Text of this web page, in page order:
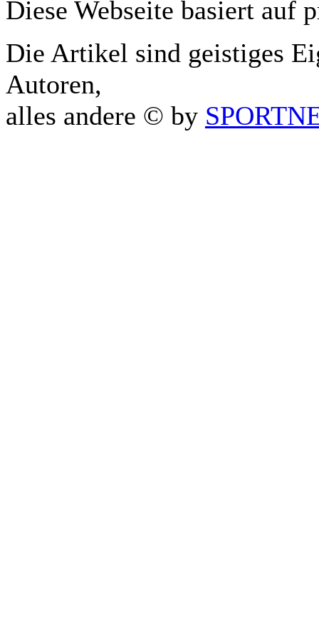
Diese Webseite basiert auf
Die Artikel sind geistiges
Autoren,
alles andere © by